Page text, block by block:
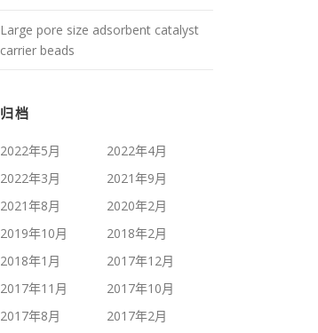
Large pore size adsorbent catalyst
carrier beads
归档
2022年5月
2022年4月
2022年3月
2021年9月
2021年8月
2020年2月
2019年10月
2018年2月
2018年1月
2017年12月
2017年11月
2017年10月
2017年8月
2017年2月